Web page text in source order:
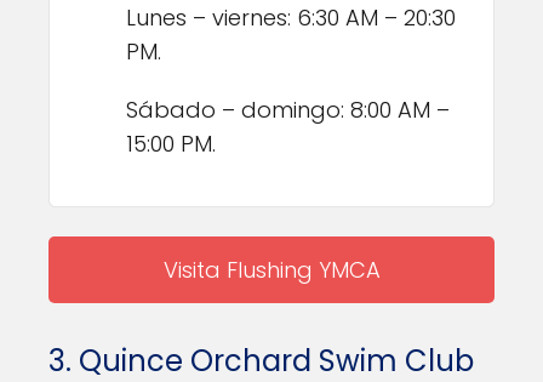
Lunes – viernes: 6:30 AM – 20:30
PM.
Sábado – domingo: 8:00 AM –
15:00 PM.
Visita Flushing YMCA
3. Quince Orchard Swim Club